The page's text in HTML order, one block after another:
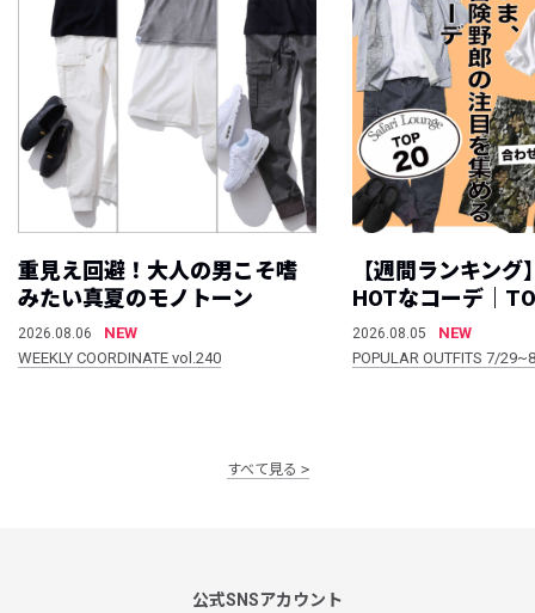
重見え回避！大人の男こそ嗜
みたい真夏のモノトーン
2026.08.06
NEW
WEEKLY COORDINATE vol.240
【週間ランキング
HOTなコーデ｜
2026.08.05
NEW
POPULAR OUTFITS 7/
すべて見る
公式SNSアカウント